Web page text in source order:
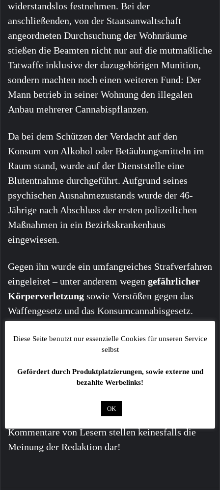
widerstandslos festnehmen. Bei der
anschließenden, von der Staatsanwaltschaft
angeordneten Durchsuchung der Wohnräume
stießen die Beamten nicht nur auf die mutmaßliche
Tatwaffe inklusive der dazugehörigen Munition,
sondern machten noch einen weiteren Fund: Der
Mann betrieb in seiner Wohnung den illegalen
Anbau mehrerer Cannabispflanzen.
Da bei dem Schützen der Verdacht auf den
Konsum von Alkohol oder Betäubungsmitteln im
Raum stand, wurde auf der Dienststelle eine
Blutentnahme durchgeführt. Aufgrund seines
psychischen Ausnahmezustands wurde der 46-
Jährige nach Abschluss der ersten polizeilichen
Maßnahmen in ein Bezirkskrankenhaus
eingewiesen.
Gegen ihn wurde ein umfangreiches Strafverfahren
eingeleitet – unter anderem wegen gefährlicher
Körperverletzung sowie Verstößen gegen das
Waffengesetz und das Konsumcannabisgesetz.
Alle Angaben ohne Gewähr!
Fotos sind ggf. beispielhafte Symbolbilder!
Kommentare von Lesern stellen keinesfalls die
Meinung der Redaktion dar!
Diese Seite benutzt nur essenzielle Cookies für unseren Service
selbst
Gefördert durch Produktplatzierungen, sowie externe und
bezahlte Werbelinks!
OK